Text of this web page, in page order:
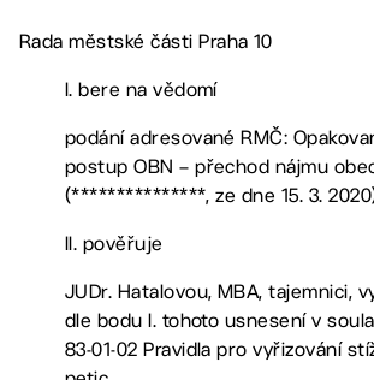
Rada městské části Praha 10
I. bere na vědomí
podání adresované RMČ:
postup OBN – přechod nájmu
(***************, ze dne 15. 3.
II. pověřuje
JUDr. Hatalovou, MBA, tajemnici,
dle bodu I. tohoto usnesení v
83-01-02 Pravidla pro vyřizování